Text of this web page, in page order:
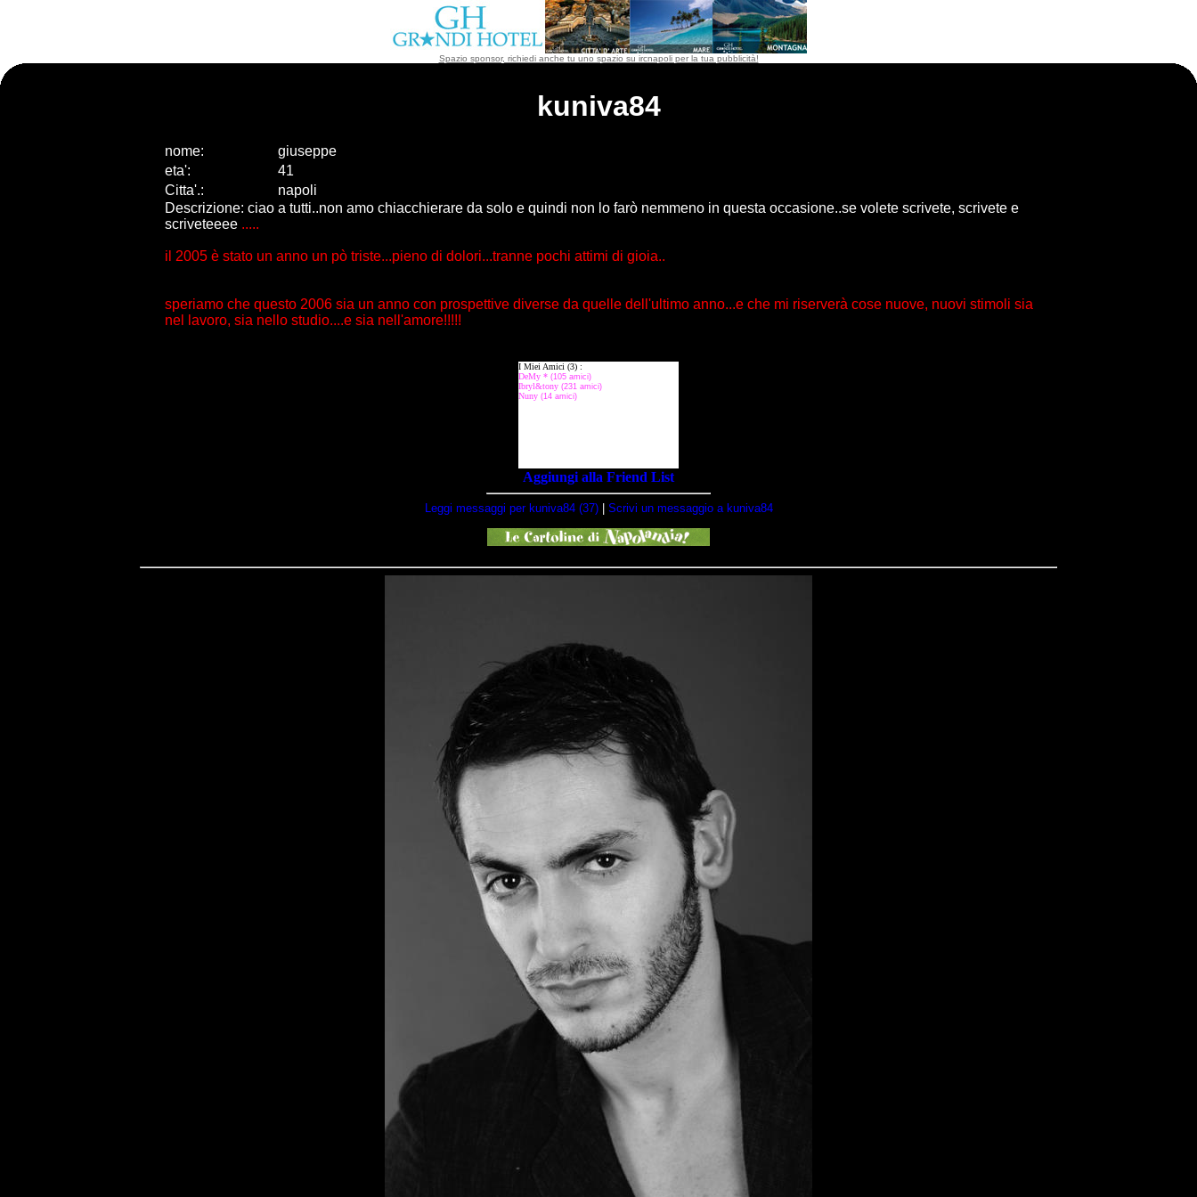
Spazio sponsor, richiedi anche tu uno spazio su ircnapoli per la tua pubblicità!
kuniva84
nome:
giuseppe
eta':
41
Citta'.:
napoli
Descrizione: ciao a tutti..non amo chiacchierare da solo e quindi non lo farò nemmeno in questa occasione..se volete scrivete, scrivete e
scriveteeee .....
il 2005 è stato un anno un pò triste...pieno di dolori...tranne pochi attimi di gioia..
speriamo che questo 2006 sia un anno con prospettive diverse da quelle dell'ultimo anno...e che mi riserverà cose nuove, nuovi stimoli sia
nel lavoro, sia nello studio....e sia nell'amore!!!!!
Aggiungi alla Friend List
Leggi messaggi per kuniva84 (37)| Scrivi un messaggio a kuniva84